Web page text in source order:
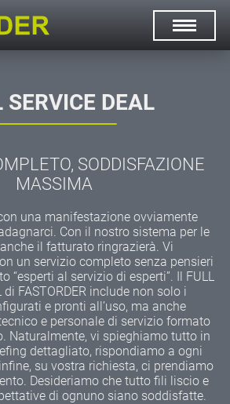
DE
SERVICE DEAL
SODDISFAZIONE
MASSIMA
una manifestazione ovviamente
Con il nostro sistema per le
il fatturato ringrazierà. Vi
un servizio completo senza pensieri
“esperti al servizio di esperti”. Il FULL
di FASTORDER include non solo i
e pronti all’uso, ma anche
e personale di servizio formato
Naturalmente, vi spieghiamo tutto in
dettagliato, rispondiamo a ogni
su vostra richiesta, ci prendiamo
Desideriamo che tutto fili liscio e
di ognuno siano soddisfatte.